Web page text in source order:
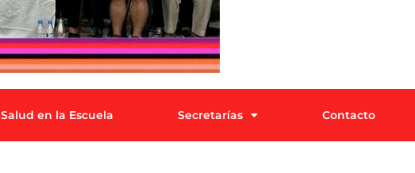
Salud en la Escuela Secretarías Contacto